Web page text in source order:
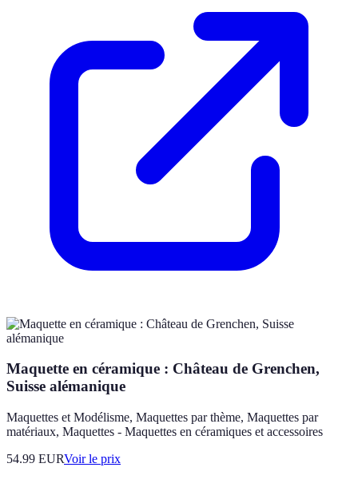
Maquette en céramique : Château de Grenchen,
Suisse alémanique
Maquettes et Modélisme, Maquettes par thème, Maquettes par
matériaux, Maquettes - Maquettes en céramiques et accessoires
54.99 EURVoir le prix